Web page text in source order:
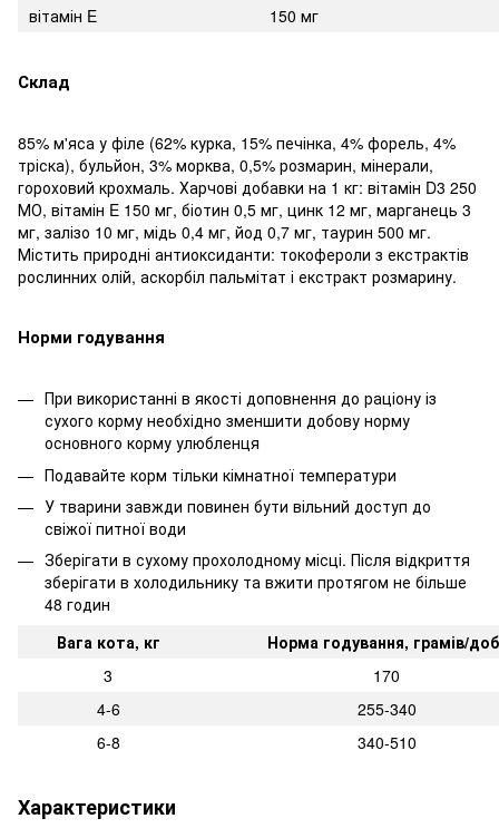
вітамін E 150 мг
Склад
85% м'яса у філе (62% курка, 15% печінка, 4% форель, 4%
тріска), бульйон, 3% морква, 0,5% розмарин, мінерали,
гороховий крохмаль. Харчові добавки на 1 кг: вітамін D3 250
МО, вітамін E 150 мг, біотин 0,5 мг, цинк 12 мг, марганець 3
мг, залізо 10 мг, мідь 0,4 мг, йод 0,7 мг, таурин 500 мг.
Містить природні антиоксиданти: токофероли з екстрактів
рослинних олій, аскорбіл пальмітат і екстракт розмарину.
Норми годування
При використанні в якості доповнення до раціону із
сухого корму необхідно зменшити добову норму
основного корму улюбленця
Подавайте корм тільки кімнатної температури
У тварини завжди повинен бути вільний доступ до
свіжої питної води
Зберігати в сухому прохолодному місці. Після відкриття
зберігати в холодильнику та вжити протягом не більше
48 годин
Вага кота, кг
Норма годування, грамів/
3
170
4-6
255-340
6-8
340-510
Характеристики